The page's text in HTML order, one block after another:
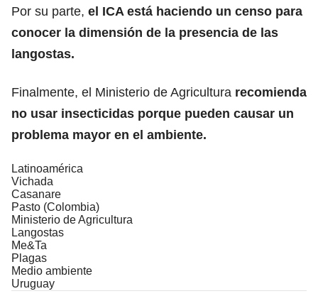
Por su parte, el ICA está haciendo un censo para
conocer la dimensión de la presencia de las
langostas.
Finalmente, el Ministerio de Agricultura recomienda
no usar insecticidas porque pueden causar un
problema mayor en el ambiente.
Latinoamérica
Vichada
Casanare
Pasto (Colombia)
Ministerio de Agricultura
Langostas
Me&Ta
Plagas
Medio ambiente
Uruguay